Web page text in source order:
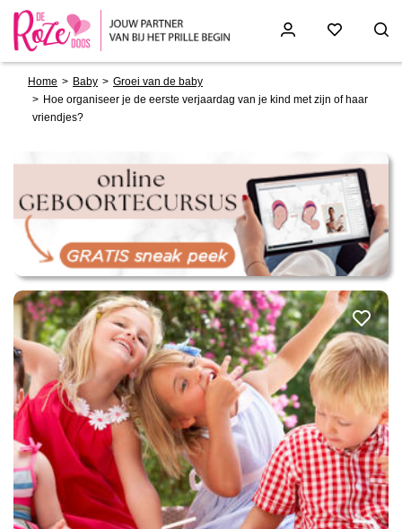
Home Baby
Groei van de baby
Hoe organiseer je de eerste verjaardag van je kind met zijn of haar
vriendjes?